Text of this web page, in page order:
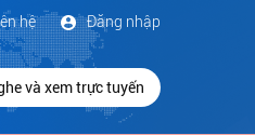
Đăng nhập
hệ
và xem trực tuyến